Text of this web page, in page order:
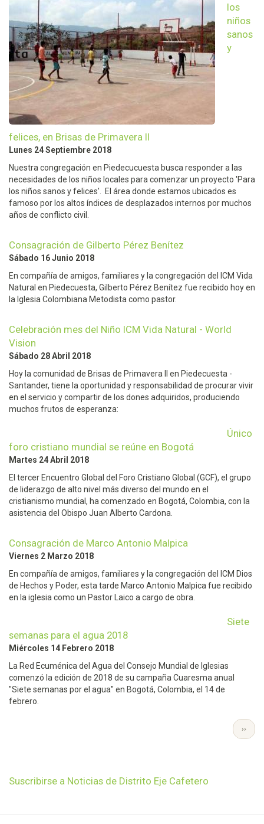
los
niños
sanos
y
felices, en Brisas de Primavera II
Lunes 24 Septiembre 2018
Nuestra congregación en Piedecucuesta busca responder a las
necesidades de los niños locales para comenzar un proyecto 'Para
los niños sanos y felices'. El área donde estamos ubicados es
famoso por los altos índices de desplazados internos por muchos
años de conflicto civil.
Consagración de Gilberto Pérez Benítez
Sábado 16 Junio 2018
En compañía de amigos, familiares y la congregación del ICM Vida
Natural en Piedecuesta, Gilberto Pérez Benítez fue recibido hoy en
la Iglesia Colombiana Metodista como pastor.
Celebración mes del Niño ICM Vida Natural - World
Vision
Sábado 28 Abril 2018
Hoy la comunidad de Brisas de Primavera II en Piedecuesta -
Santander, tiene la oportunidad y responsabilidad de procurar vivir
en el servicio y compartir de los dones adquiridos, produciendo
muchos frutos de esperanza:
Único
foro cristiano mundial se reúne en Bogotá
Martes 24 Abril 2018
El tercer Encuentro Global del Foro Cristiano Global (GCF), el grupo
de liderazgo de alto nivel más diverso del mundo en el
cristianismo mundial, ha comenzado en Bogotá, Colombia, con la
asistencia del Obispo Juan Alberto Cardona.
Consagración de Marco Antonio Malpica
Viernes 2 Marzo 2018
En compañía de amigos, familiares y la congregación del ICM Dios
de Hechos y Poder, esta tarde Marco Antonio Malpica fue recibido
en la iglesia como un Pastor Laico a cargo de obra.
Siete
semanas para el agua 2018
Miércoles 14 Febrero 2018
La Red Ecuménica del Agua del Consejo Mundial de Iglesias
comenzó la edición de 2018 de su campaña Cuaresma anual
"Siete semanas por el agua" en Bogotá, Colombia, el 14 de
febrero.
››
Suscribirse a Noticias de Distrito Eje Cafetero